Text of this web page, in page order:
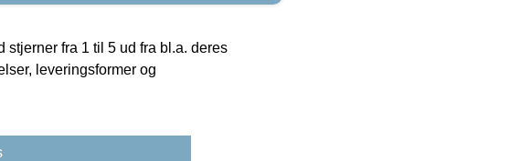
fra 1 til 5 ud fra bl.a. deres
leveringsformer og